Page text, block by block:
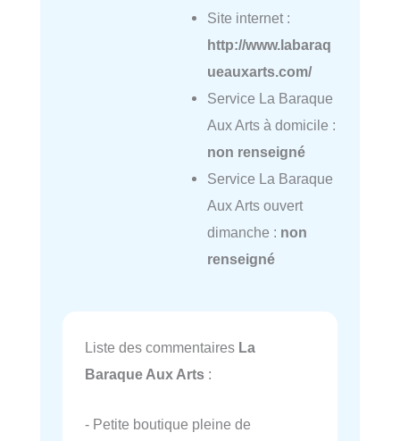
Site internet :
http://www.labaraq
ueauxarts.com/
Service La Baraque
Aux Arts à domicile :
non renseigné
Service La Baraque
Aux Arts ouvert
dimanche : non
renseigné
Liste des commentaires La
Baraque Aux Arts :
- Petite boutique pleine de